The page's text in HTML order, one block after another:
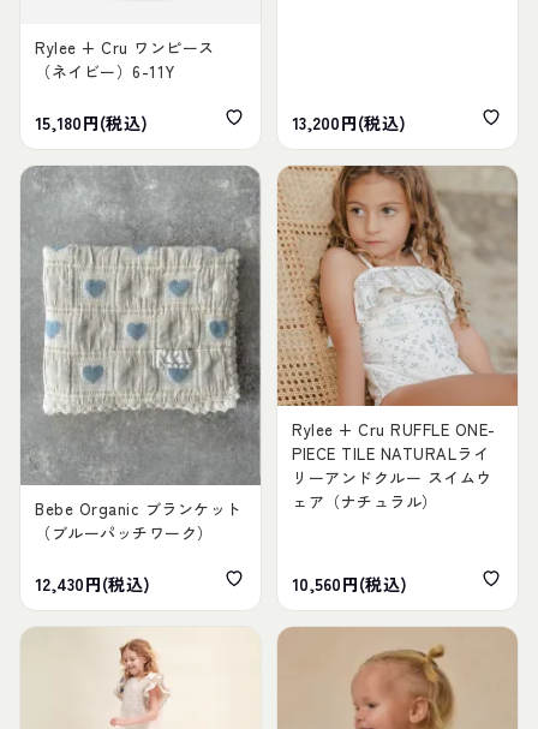
Rylee + Cru ワンピース
（ネイビー）6-11Y
15,180円(税込) 13,200円(税込)
Bebe Organic ブランケット
（ブルーパッチワーク）
12,430円(税込)
Rylee + Cru RUFFLE ONE-
PIECE TILE NATURALライ
リーアンドクルー スイムウ
ェア（ナチュラル）
10,560円(税込)